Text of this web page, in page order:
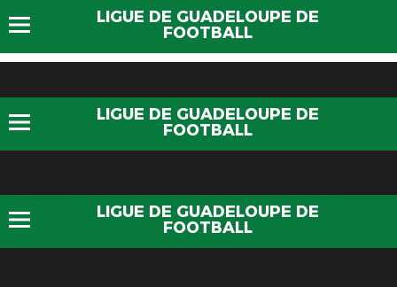
LIGUE DE GUADELOUPE DE
FOOTBALL